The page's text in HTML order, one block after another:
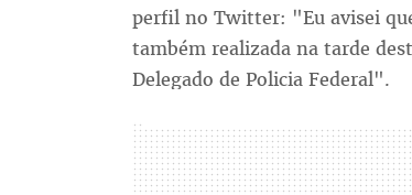
perfil no Twitter: "Eu avisei
também realizada na tarde
Delegado de Policia Federal".